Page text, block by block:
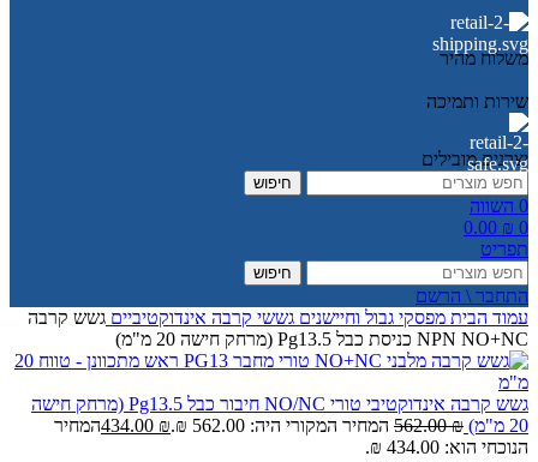
משלוח מהיר
שירות ותמיכה
יצרנים מובילים
חיפוש
0 השווה
0
0.00 ₪
תפריט
חיפוש
התחבר \ הרשם
עמוד הבית מפסקי גבול וחיישנים גששי קרבה אינדוקטיביים גשש קרבה
NPN NO+NC כניסת כבל Pg13.5 (מרחק חישה 20 מ"מ)
גשש קרבה אינדוקטיבי טורי NO/NC חיבור כבל Pg13.5 (מרחק חישה
20 מ"מ)
562.00₪ המחיר המקורי היה: 562.00 ₪. 434.00 ₪
המחיר
הנוכחי הוא: 434.00 ₪.